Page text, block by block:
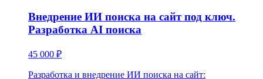
Внедрение ИИ поиска на сайт под ключ.
Разработка AI поиска
45 000 ₽
Разработка и внедрение ИИ поиска на сайт: